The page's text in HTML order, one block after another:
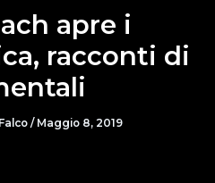
apre i
racconti di
/ Maggio 8, 2019